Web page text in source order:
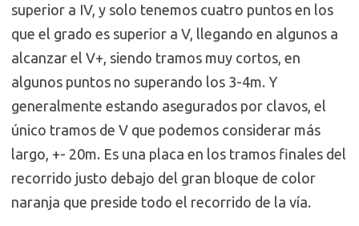
superior a IV, y solo tenemos cuatro puntos en los
que el grado es superior a V, llegando en algunos a
alcanzar el V+, siendo tramos muy cortos, en
algunos puntos no superando los 3-4m. Y
generalmente estando asegurados por clavos, el
único tramos de V que podemos considerar más
largo, +- 20m. Es una placa en los tramos finales del
recorrido justo debajo del gran bloque de color
naranja que preside todo el recorrido de la vía.